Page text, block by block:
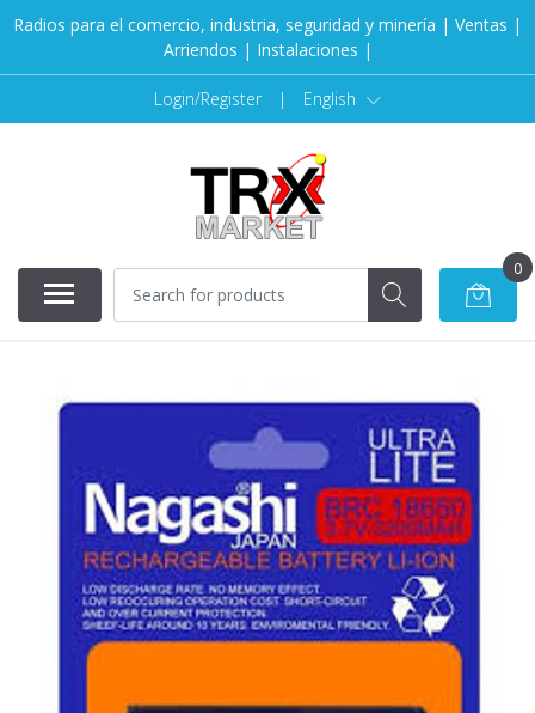
Radios para el comercio, industria, seguridad y minería | Ventas |
Arriendos | Instalaciones |
Login/Register | English
0